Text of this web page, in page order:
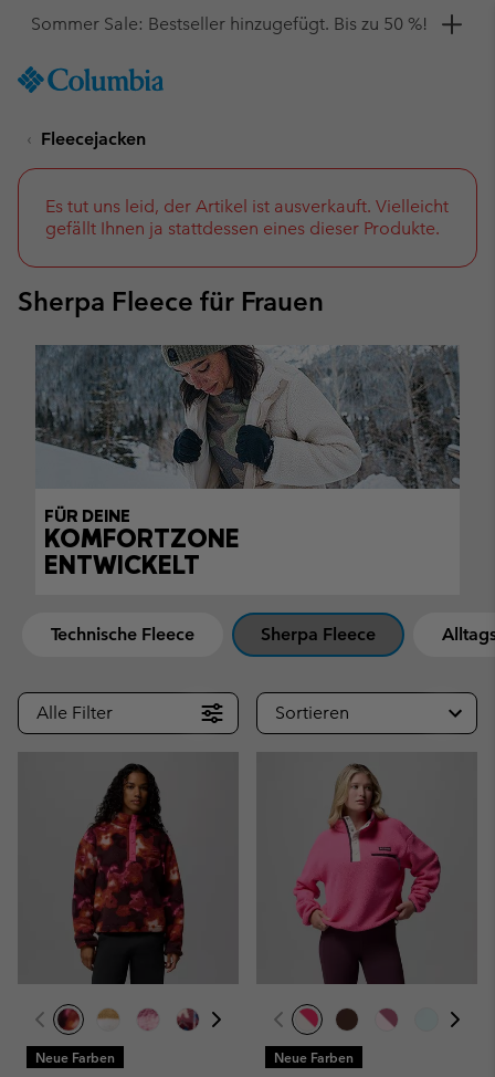
TO
SKIP
NAV
SKIP
TO
Hol dir einen 10 %-Gutschein
Fleecejacken
Es tut uns leid, der Artikel ist ausverkauft. Vielleicht
gefällt Ihnen ja stattdessen eines dieser Produkte.
Sherpa Fleece für Frauen
FÜR DEINE
KOMFORTZONE
ENTWICKELT
Technische Fleece Sherpa Fleece
Alle Filter Sortieren
Neue Farben Neue Farben